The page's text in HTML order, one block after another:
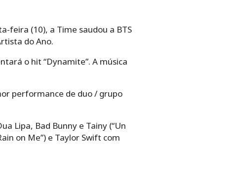
feira (10), a Time saudou a BTS
do Ano.
o hit “Dynamite”. A música
performance de duo / grupo
Lipa, Bad Bunny e Tainy (“Un
on Me”) e Taylor Swift com